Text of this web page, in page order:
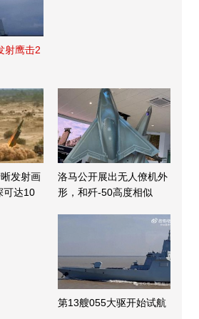
射鹰击2
发射画
可达10
洛马公开展出无人僚机外
形，和歼-50高度相似
第13艘055大驱开始试航